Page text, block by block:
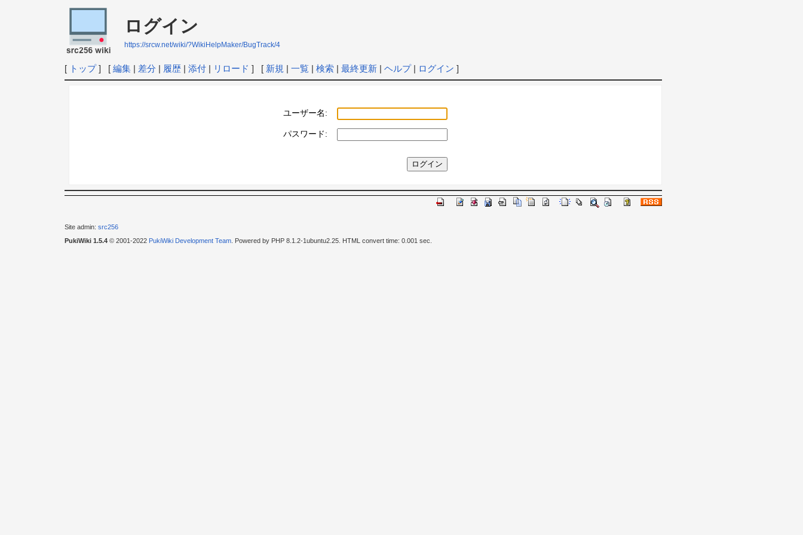
ログイン
https://srcw.net/wiki/?WikiHelpMaker/BugTrack/4
[ トップ] [ 編集| 差分 | 履歴| 添付| リロード ] [ 新規 | 一覧| 検索| 最終更新| ヘルプ| ログイン ]
ユーザー名:
パスワード:
Site admin: src256
PukiWiki 1.5.4© 2001-2022 PukiWiki Development Team. Powered by PHP 8.1.2-1ubuntu2.25. HTML convert time: 0.001 sec.